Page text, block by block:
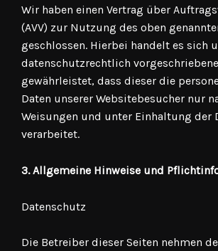
Wir haben einen Vertrag über
(AVV) zur Nutzung des oben
geschlossen. Hierbei handelt es sich
datenschutzrechtlich
gewährleistet, dass dieser die
Daten unserer Websitebesucher nur
Weisungen und unter Einhaltung der
verarbeitet.
3. Allgemeine Hinweise und
Datenschutz
Die Betreiber dieser Seiten nehmen